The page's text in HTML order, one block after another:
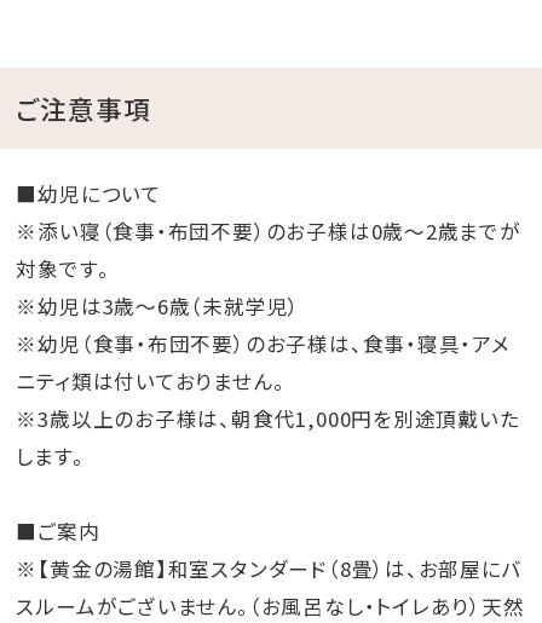
ご注意事項
■幼児について
※添い寝（食事・布団不要）のお子様は0歳～2歳までが
対象です。
※幼児は3歳～6歳（未就学児）
※幼児（食事・布団不要）のお子様は、食事・寝具・アメ
ニティ類は付いておりません。
※3歳以上のお子様は、朝食代1,000円を別途頂戴いた
します。
■ご案内
※【黄金の湯館】和室スタンダード（8畳）は、お部屋にバ
スルームがございません。（お風呂なし・トイレあり）天然